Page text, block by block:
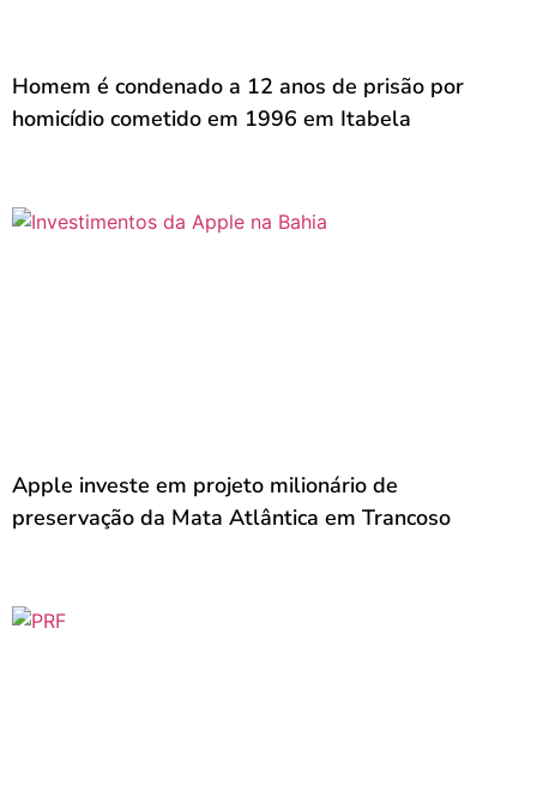
Homem é condenado a 12 anos de prisão por
homicídio cometido em 1996 em Itabela
Apple investe em projeto milionário de
preservação da Mata Atlântica em Trancoso